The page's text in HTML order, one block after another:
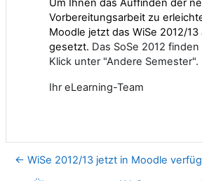
Um Ihnen das Auffinden der
Vorbereitungsarbeit zu
Moodle jetzt das WiSe 2012/
gesetzt. Das SoSe 2012
Klick unter "Andere Semester".
Ihr eLearning-Team
← WiSe 2012/13 jetzt in Moodle